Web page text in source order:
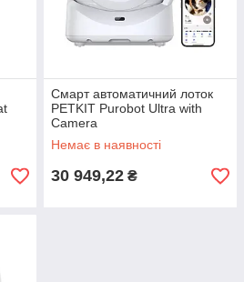
Смарт автоматичний лоток
PETKIT Purobot Ultra with
Camera
Немає в наявності
30 949,22 ₴